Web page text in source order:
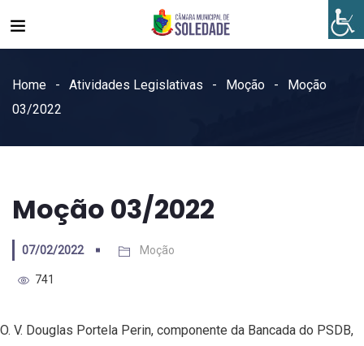
Home Atividades Legislativas Moção
Moção
03/2022
Moção 03/2022
07/02/2022 Moção
741
O. V. Douglas Portela Perin, componente da Bancada do PSDB,